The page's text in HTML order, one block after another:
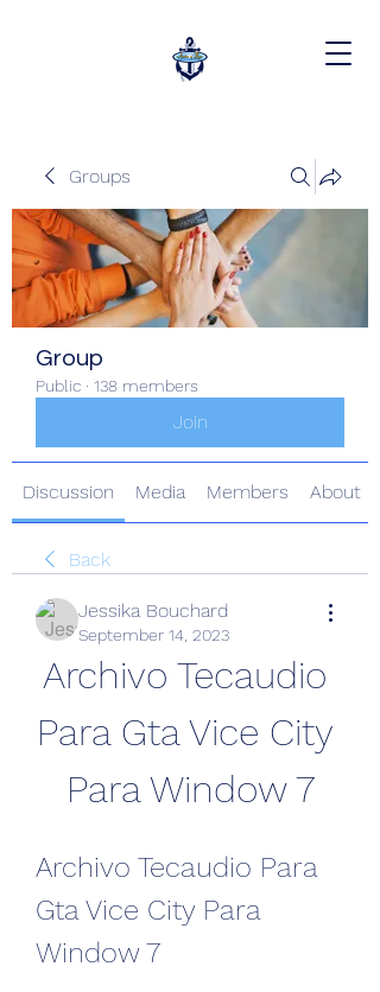
Groups
Group
Public · 138 members
Join
Discussion Media Members About
Back
Jessika Bouchard
September 14, 2023
Archivo Tecaudio
Para Gta Vice City
Para Window 7
Archivo Tecaudio Para
Gta Vice City Para
Window 7